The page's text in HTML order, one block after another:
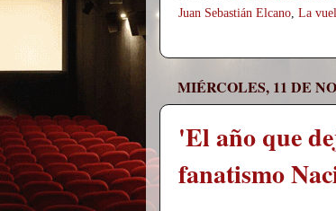
Juan Sebastián Elcano La
MIÉRCOLES, 11 DE
'El año que
fanatismo